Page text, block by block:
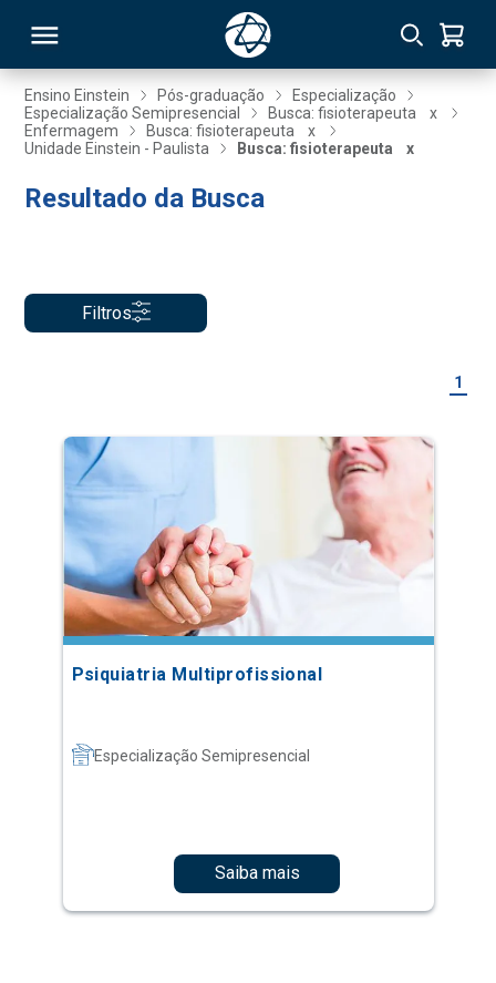
Ensino Einstein Pós-graduação
Especialização
Especialização Semipresencial
Busca: fisioterapeuta
x
Enfermagem
Busca: fisioterapeuta
x
Unidade Einstein - Paulista
Busca: fisioterapeuta x
Resultado da Busca
Filtros
1
Psiquiatria Multiprofissional
Especialização Semipresencial
Saiba mais